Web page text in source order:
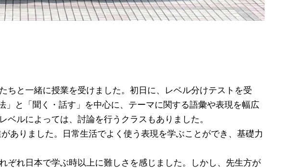
と一緒に授業を受けました。初日に、レベル分けテストを受
」と「聞く・話す」を中心に、テーマに関する語彙や表現を幅広
ベルによっては、討論を行うクラスもありました。
ありました。日常生活でよく使う表現を学ぶことができ、基礎力
れ日本で学ぶ時以上に難しさを感じました。しかし、先生方が